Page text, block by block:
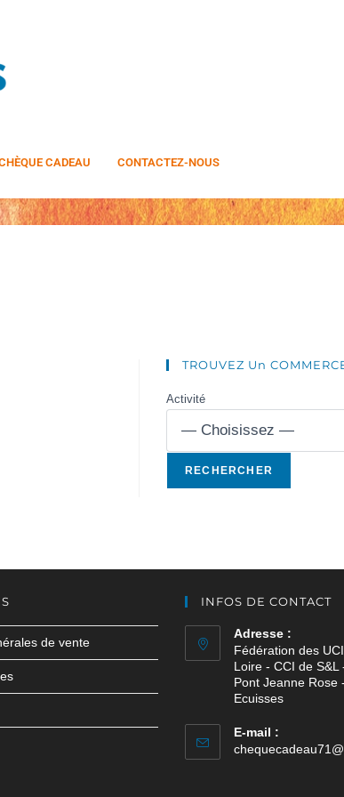
CADEAU CONTACTEZ-NOUS
TROUVEZ Un
Activité
de vente
INFOS DE CONTACT
Adresse :
Fédération des
Loire - CCI de S&L
Pont Jeanne Rose
Ecuisses
E-mail :